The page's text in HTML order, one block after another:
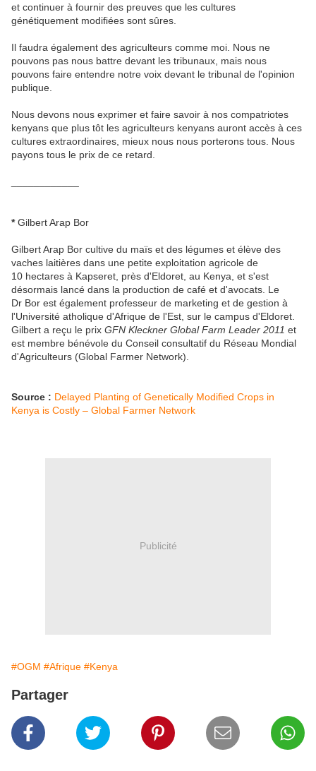
et continuer à fournir des preuves que les cultures
génétiquement modifiées sont sûres.
Il faudra également des agriculteurs comme moi. Nous ne
pouvons pas nous battre devant les tribunaux, mais nous
pouvons faire entendre notre voix devant le tribunal de l'opinion
publique.
Nous devons nous exprimer et faire savoir à nos compatriotes
kenyans que plus tôt les agriculteurs kenyans auront accès à ces
cultures extraordinaires, mieux nous nous porterons tous. Nous
payons tous le prix de ce retard.
*Gilbert Arap Bor
Gilbert Arap Bor cultive du maïs et des légumes et élève des
vaches laitières dans une petite exploitation agricole de
10 hectares à Kapseret, près d'Eldoret, au Kenya, et s'est
désormais lancé dans la production de café et d'avocats. Le
Dr Bor est également professeur de marketing et de gestion à
l'Université atholique d'Afrique de l'Est, sur le campus d'Eldoret.
Gilbert a reçu le prix GFN Kleckner Global Farm Leader 2011 et
est membre bénévole du Conseil consultatif du Réseau Mondial
d'Agriculteurs (Global Farmer Network).
Source : Delayed Planting of Genetically Modified Crops in
Kenya is Costly – Global Farmer Network
Publicité
#OGM #Afrique #Kenya
Partager